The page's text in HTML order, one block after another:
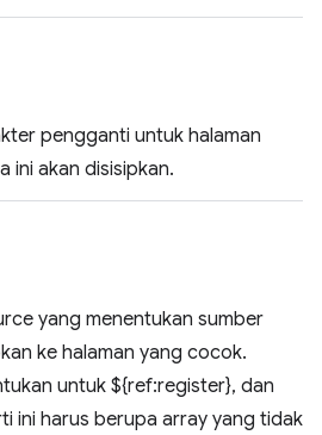
pengganti untuk halaman
ini akan disisipkan.
yang menentukan sumber
ke halaman yang cocok.
untuk ${ref:register}, dan
ini harus berupa array yang tidak